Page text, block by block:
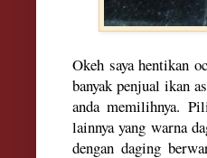
Okeh saya hentikan
banyak penjual ikan
anda memilihnya.
lainnya yang warna
dengan daging